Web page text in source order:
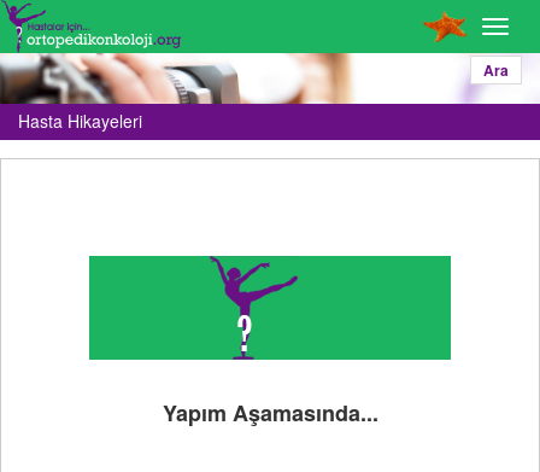
Ara
Hasta Hikayeleri
Yapım Aşamasında...